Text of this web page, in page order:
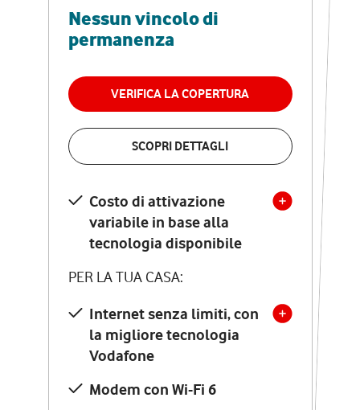
Nessun vincolo di
permanenza
VERIFICA LA COPERTURA
SCOPRI DETTAGLI
Costo di attivazione
variabile in base alla
tecnologia disponibile
PER LA TUA CASA:
Internet senza limiti, con
la migliore tecnologia
Vodafone
Modem con Wi-Fi 6
RETE FISSA + VODAFONE CLUB
29,95€
permanenza
VERIFICA LA COPERTURA
Costo di attivazione
variabile in base alla
tecnologia disponibile
PER LA TUA CASA:
Internet senza limiti, con
la migliore tecnologia
Vodafone
Modem Seven con Wi-Fi 7
Chiamate illimitate verso
numeri fissi e mobili